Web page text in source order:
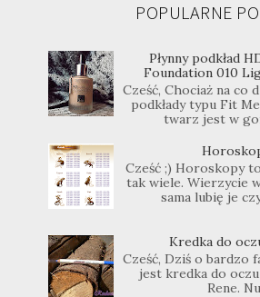
POPULARNE
Płynny podkład
Foundation 010
Cześć, Chociaż na co
podkłady typu Fit
twarz jest w
Cześć ;) Horoskopy
tak wiele. Wierzycie
sama lubię je
Kredka do
Cześć, Dziś o bardzo
jest kredka do
Rene.